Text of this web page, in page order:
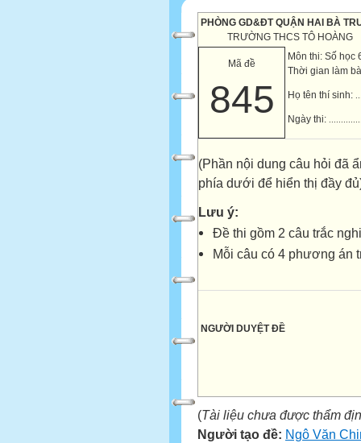
PHÒNG GD&ĐT QUẬN HAI BÀ
TRƯỜNG THCS TÔ HOÀNG
Mã đề
845
Môn thi: Số học
Thời gian làm
Họ tên thí sinh:
Ngày thi:
(Phần nội dung câu hỏi đã
phía dưới để hiển thị đầy
Lưu ý:
Đề thi gồm 2 câu trắc
Mỗi câu có 4 phương án
NGƯỜI DUYỆT ĐỀ
(Tài liệu chưa được thẩm
Người tạo đề: Ngô Văn